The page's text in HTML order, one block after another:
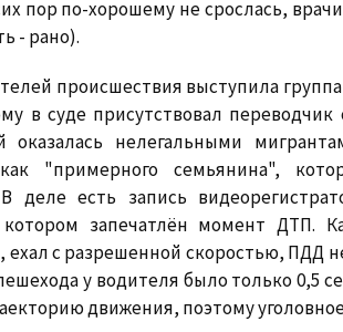
пор по-хорошему не срослась,
- рано).
происшествия выступила
в суде присутствовал
оказалась нелегальными
как "примерного семьянина",
деле есть запись
запечатлён момент ДТП.
ехал с разрешенной скоростью, ПДД
у водителя было только 0,5
движения, поэтому